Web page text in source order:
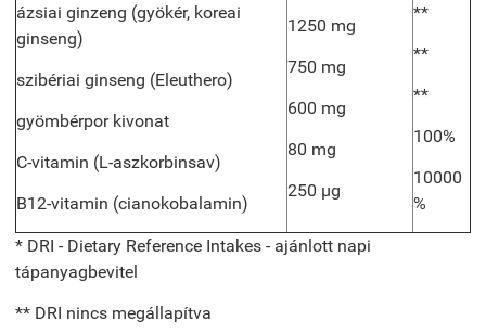
ázsiai ginzeng (gyökér, koreai
ginseng)
szibériai ginseng (Eleuthero)
gyömbérpor kivonat
C-vitamin (L-aszkorbinsav)
B12-vitamin (cianokobalamin)
1250 mg
750 mg
600 mg
80 mg
250 µg
**
**
**
100%
10000
%
* DRI - Dietary Reference Intakes - ajánlott napi
tápanyagbevitel
** DRI nincs megállapítva